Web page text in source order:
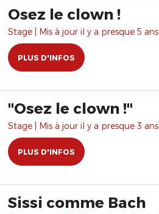
Osez le clown !
Stage | Mis à jour il y a presque 5 ans.
PLUS D'INFOS
​"Osez le clown !"
Stage | Mis à jour il y a presque 3 ans.
PLUS D'INFOS
Sissi comme Bach